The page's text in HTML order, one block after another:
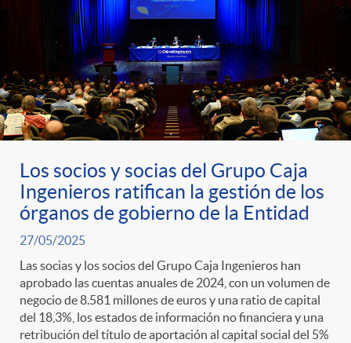
Los socios y socias del Grupo Caja
Ingenieros ratifican la gestión de los
órganos de gobierno de la Entidad
27/05/2025
Las socias y los socios del Grupo Caja Ingenieros han
aprobado las cuentas anuales de 2024, con un volumen de
negocio de 8.581 millones de euros y una ratio de capital
del 18,3%, los estados de información no financiera y una
retribución del título de aportación al capital social del 5%